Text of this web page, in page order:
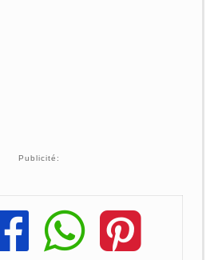
Publicité:
Share
Share
Share